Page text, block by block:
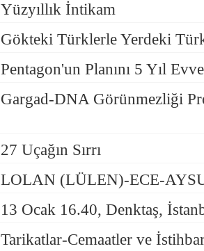
Yüzyıllık İntikam
Gökteki Türklerle Yerdeki
Pentagon'un Planını 5 Yıl
Gargad-DNA Görünmezliği
27 Uçağın Sırrı
LOLAN (LÜLEN)-ECE-
13 Ocak 16.40, Denktaş,
Tarikatlar-Cemaatler ve